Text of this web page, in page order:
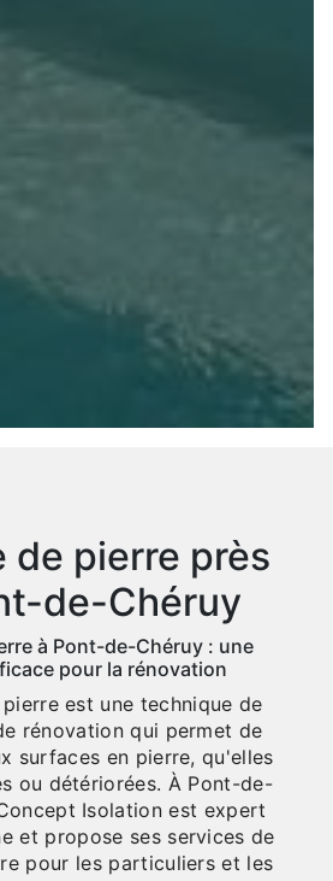
de pierre près
de-Chéruy
à Pont-de-Chéruy : une
pour la rénovation
est une technique de
rénovation qui permet de
surfaces en pierre, qu'elles
ou détériorées. À Pont-de-
Isolation est expert
et propose ses services de
pour les particuliers et les